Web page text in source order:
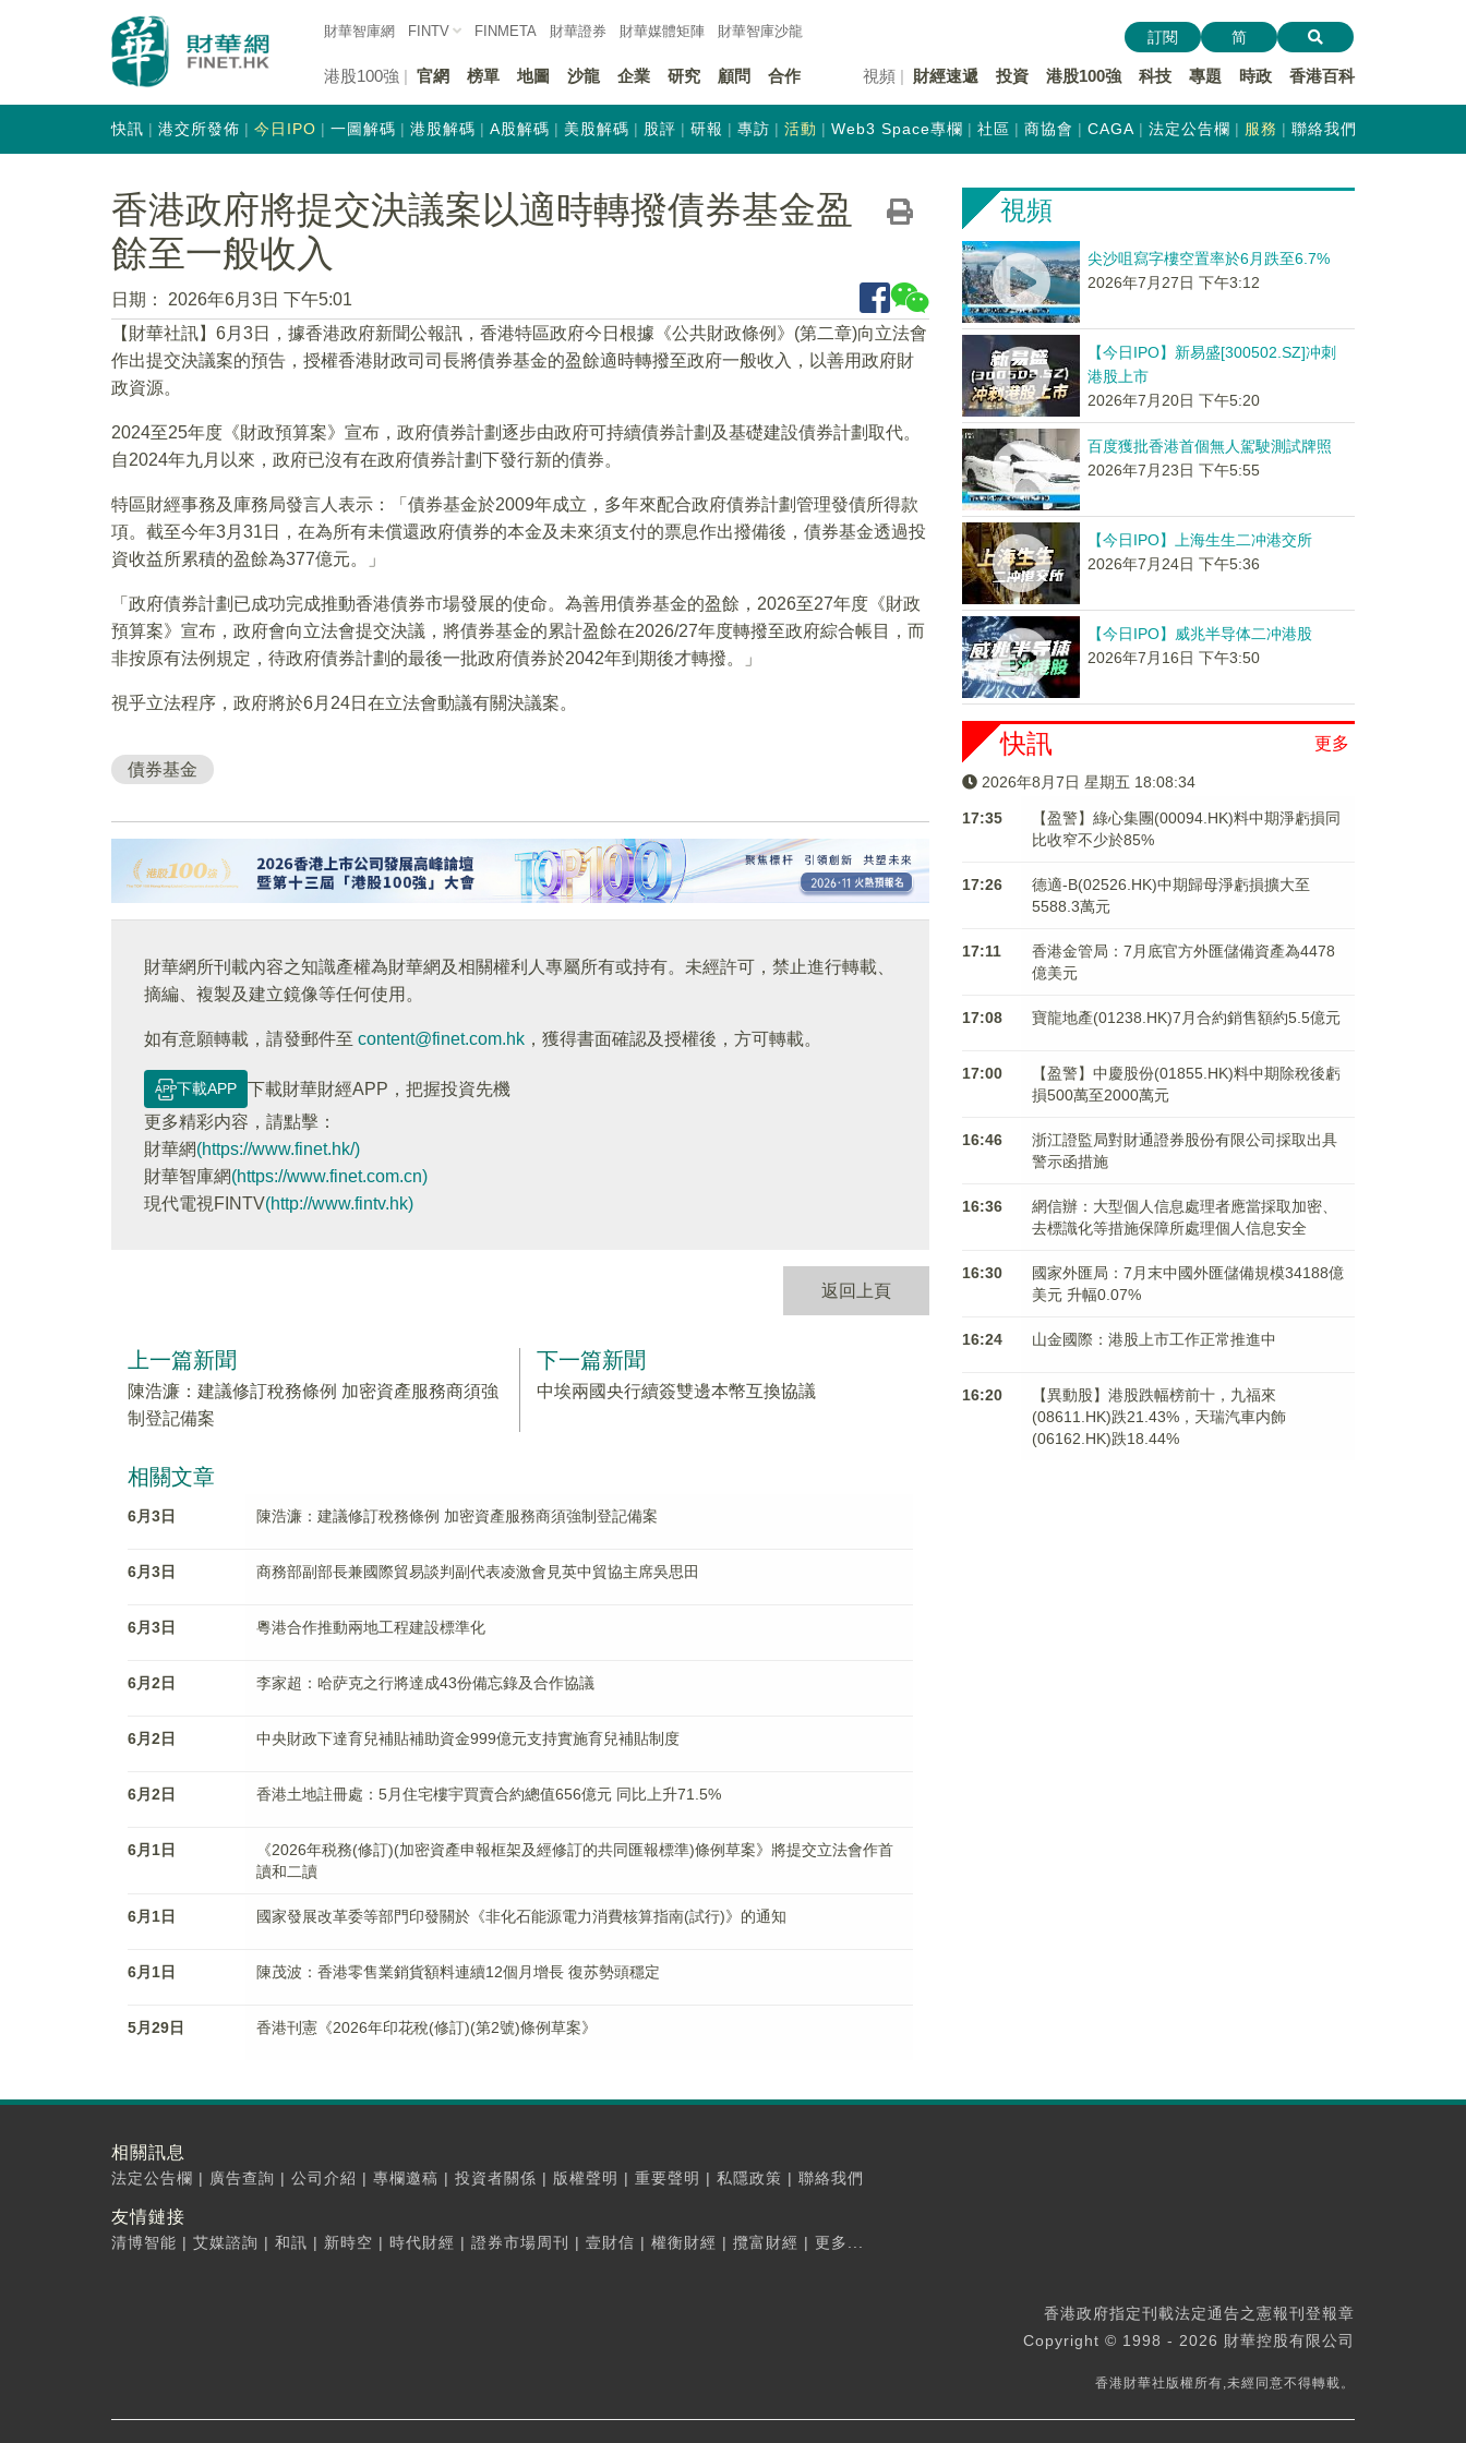
財華智庫網 FINTV FINMETA 財華證券 財華媒體矩陣 財華智庫沙龍
港股100強 官網 榜單 地圖 沙龍 企業 研究 顧問 合作 視頻 財經速遞 投資 港股100強 科技 專題 時政 香港百科
訂閱 简
快訊 港交所發佈 今日IPO 一圖解碼 港股解碼 A股解碼 美股解碼 股評 研報 專訪 活動 Web3 Space專欄 社區 商協會 CAGA 法定公告欄 服務 聯絡我們
香港政府將提交決議案以適時轉撥債券基金盈
餘至一般收入
日期：
2026年6月3日 下午5:01
【財華社訊】6月3日，據香港政府新聞公報訊，香港特區政府今日根據《公共財政條例》(第二章)向立法會
作出提交決議案的預告，授權香港財政司司長將債券基金的盈餘適時轉撥至政府一般收入，以善用政府財
政資源。
2024至25年度《財政預算案》宣布，政府債券計劃逐步由政府可持續債券計劃及基礎建設債券計劃取代。
自2024年九月以來，政府已沒有在政府債券計劃下發行新的債券。
特區財經事務及庫務局發言人表示：「債券基金於2009年成立，多年來配合政府債券計劃管理發債所得款
項。截至今年3月31日，在為所有未償還政府債券的本金及未來須支付的票息作出撥備後，債券基金透過投
資收益所累積的盈餘為377億元。」
「政府債券計劃已成功完成推動香港債券市場發展的使命。為善用債券基金的盈餘，2026至27年度《財政
預算案》宣布，政府會向立法會提交決議，將債券基金的累計盈餘在2026/27年度轉撥至政府綜合帳目，而
非按原有法例規定，待政府債券計劃的最後一批政府債券於2042年到期後才轉撥。」
視乎立法程序，政府將於6月24日在立法會動議有關決議案。
債券基金
財華網所刊載內容之知識產權為財華網及相關權利人專屬所有或持有。未經許可，禁止進行轉載、
摘編、複製及建立鏡像等任何使用。
如有意願轉載，請發郵件至 content@finet.com.hk ，獲得書面確認及授權後，方可轉載。
下載APP
下載財華財經APP，把握投資先機
更多精彩内容，請點擊：
財華網(https://www.finet.hk/)
財華智庫網(https://www.finet.com.cn)
現代電視FINTV(http://www.fintv.hk)
返回上頁
上一篇新聞
陳浩濂：建議修訂稅務條例 加密資產服務商須強
制登記備案
下一篇新聞
中埃兩國央行續簽雙邊本幣互換協議
相關文章
6月3日 陳浩濂：建議修訂稅務條例 加密資產服務商須強制登記備案
6月3日 商務部副部長兼國際貿易談判副代表凌激會見英中貿協主席吳思田
6月3日 粵港合作推動兩地工程建設標準化
6月2日 李家超：哈萨克之行將達成43份備忘錄及合作協議
6月2日 中央財政下達育兒補貼補助資金999億元支持實施育兒補貼制度
6月2日 香港土地註冊處：5月住宅樓宇買賣合約總值656億元 同比上升71.5%
6月1日
《2026年税務(修訂)(加密資產申報框架及經修訂的共同匯報標準)條例草案》將提交立法會作首
讀和二讀
6月1日 國家發展改革委等部門印發關於《非化石能源電力消費核算指南(試行)》的通知
6月1日 陳茂波：香港零售業銷貨額料連續12個月增長 復苏勢頭穩定
5月29日 香港刊憲《2026年印花稅(修訂)(第2號)條例草案》
視頻
尖沙咀寫字樓空置率於6月跌至6.7%
2026年7月27日 下午3:12
【今日IPO】新易盛[300502.SZ]冲刺
港股上市
2026年7月20日 下午5:20
百度獲批香港首個無人駕駛測試牌照
2026年7月23日 下午5:55
【今日IPO】上海生生二冲港交所
2026年7月24日 下午5:36
【今日IPO】威兆半导体二冲港股
2026年7月16日 下午3:50
更多
快訊
2026年8月7日 星期五 18:08:35
17:35
【盈警】綠心集團(00094.HK)料中期淨虧損同
比收窄不少於85%
17:26
德適-B(02526.HK)中期歸母淨虧損擴大至
5588.3萬元
17:11
香港金管局：7月底官方外匯儲備資產為4478
億美元
17:08 寶龍地產(01238.HK)7月合約銷售額約5.5億元
17:00
【盈警】中慶股份(01855.HK)料中期除稅後虧
損500萬至2000萬元
16:46
浙江證監局對財通證券股份有限公司採取出具
警示函措施
16:36
網信辦：大型個人信息處理者應當採取加密、
去標識化等措施保障所處理個人信息安全
16:30
國家外匯局：7月末中國外匯儲備規模34188億
美元 升幅0.07%
16:24 山金國際：港股上市工作正常推進中
16:20
【異動股】港股跌幅榜前十，九福來
(08611.HK)跌21.43%，天瑞汽車内飾
(06162.HK)跌18.44%
相關訊息
法定公告欄 | 廣告查詢 | 公司介紹 | 專欄邀稿 | 投資者關係 | 版權聲明 | 重要聲明 | 私隱政策 | 聯絡我們
友情鏈接
清博智能 | 艾媒諮詢 | 和訊 | 新時空 | 時代財經 | 證券市場周刊 | 壹財信 | 權衡財經 | 攬富財經 | 更多...
香港政府指定刊載法定通告之憲報刊登報章
Copyright © 1998 - 2026 財華控股有限公司
香港財華社版權所有,未經同意不得轉載。